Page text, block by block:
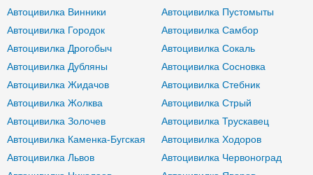
Автоцивилка Винники
Автоцивилка Городок
Автоцивилка Дрогобыч
Автоцивилка Дубляны
Автоцивилка Жидачов
Автоцивилка Жолква
Автоцивилка Золочев
Автоцивилка Каменка-Бугская
Автоцивилка Львов
Автоцивилка Пустомыты
Автоцивилка Самбор
Автоцивилка Сокаль
Автоцивилка Сосновка
Автоцивилка Стебник
Автоцивилка Стрый
Автоцивилка Трускавец
Автоцивилка Ходоров
Автоцивилка Червоноград